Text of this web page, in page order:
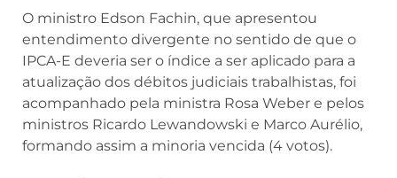
O ministro Edson Fachin, que apresentou
entendimento divergente no sentido de que o
IPCA-E deveria ser o índice a ser aplicado para a
atualização dos débitos judiciais trabalhistas, foi
acompanhado pela ministra Rosa Weber e pelos
ministros Ricardo Lewandowski e Marco Aurélio,
formando assim a minoria vencida (4 votos).